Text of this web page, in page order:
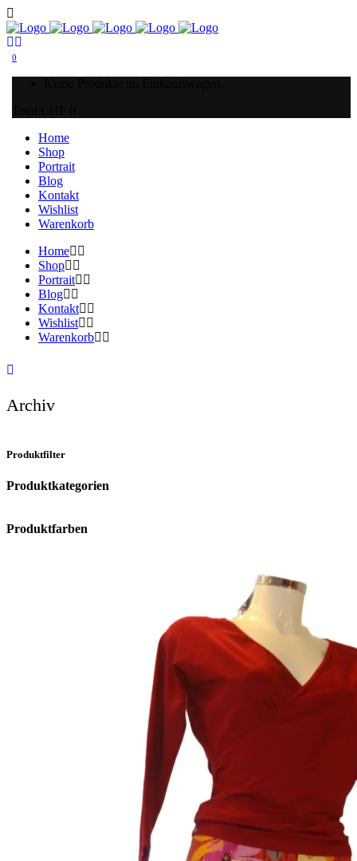
0
Home
Shop
Portrait
Blog
Kontakt
Wishlist
Warenkorb
Home
Shop
Portrait
Blog
Kontakt
Wishlist
Warenkorb
Archiv
Produktfilter
Produktkategorien
Produktfarben